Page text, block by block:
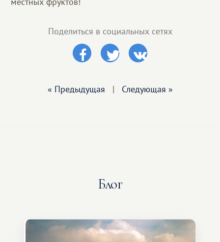
Поделиться в социальных сетях
« Предыдущая | Следующая »
Блог